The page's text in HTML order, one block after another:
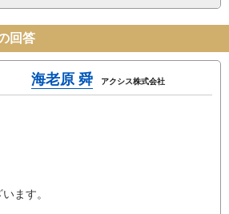
回答
海老原 舜 アクシス株式会社
ます。